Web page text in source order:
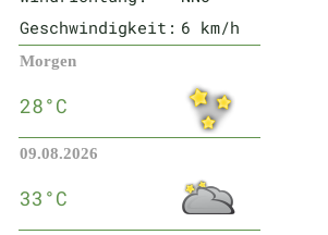
Geschwindigkeit: 6 km/h
Morgen
28°C
09.08.2026
33°C